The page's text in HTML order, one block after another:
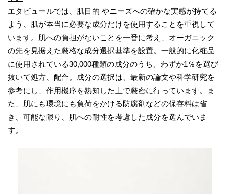
エタピュールでは、肌目的 やニーズへの確かな実感が持てる
よう、肌が本当に必要な成分だけを使用することを重視して
います。肌への負担がないことを一番に考え、オーガニック
の先を見据えた厳格な成分選択基準を設置。一般的に化粧品
に使用されている30,000種類の成分のうち、わずか1％を選び
抜いて処方、配合。成分の選択は、最新の論文や科学研究を
参考にし、作用機序を熟知した上で厳密に行っています。ま
た、肌にも環境にも負荷をかける防腐剤などの保存料は省
き、可能な限り、肌への耐性を考慮した成分を選んでいま
す。